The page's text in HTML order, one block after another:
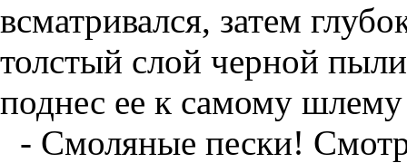
всматривался, затем
толстый слой черной
поднес ее к самому
- Смоляные пески!